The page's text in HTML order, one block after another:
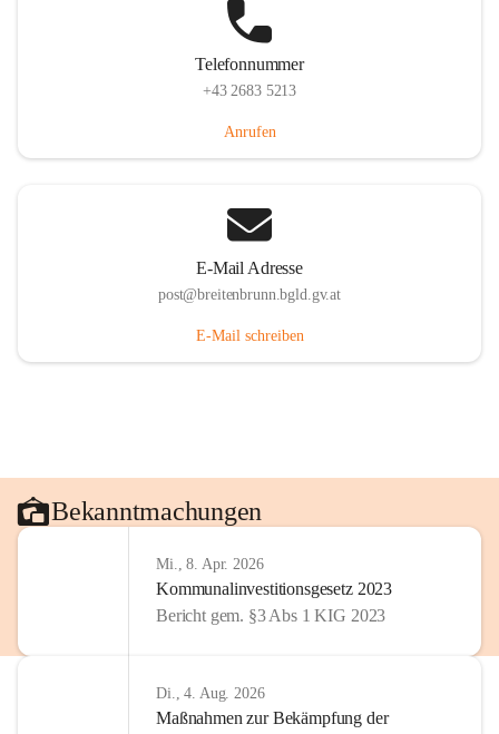
Telefonnummer
+43 2683 5213
Anrufen
E-Mail Adresse
post@breitenbrunn.bgld.gv.at
E-Mail schreiben
Bekanntmachungen
Mi., 8. Apr. 2026
Kommunalinvestitionsgesetz 2023
Bericht gem. §3 Abs 1 KIG 2023
Di., 4. Aug. 2026
Maßnahmen zur Bekämpfung der